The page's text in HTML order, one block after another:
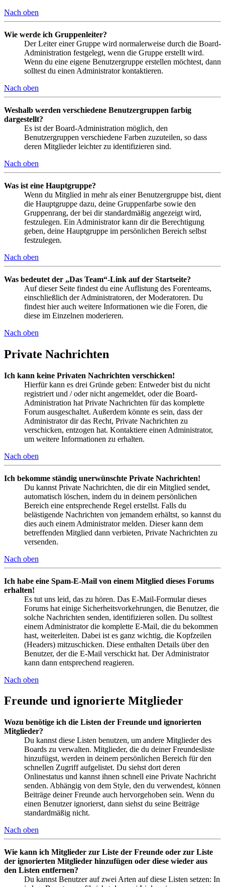
Nach oben
Wie werde ich Gruppenleiter?
Der Leiter einer Gruppe wird normalerweise durch die Board-
Administration festgelegt, wenn die Gruppe erstellt wird.
Wenn du eine eigene Benutzergruppe erstellen möchtest, dann
solltest du einen Administrator kontaktieren.
Nach oben
Weshalb werden verschiedene Benutzergruppen farbig
dargestellt?
Es ist der Board-Administration möglich, den
Benutzergruppen verschiedene Farben zuzuteilen, so dass
deren Mitglieder leichter zu identifizieren sind.
Nach oben
Was ist eine Hauptgruppe?
Wenn du Mitglied in mehr als einer Benutzergruppe bist, dient
die Hauptgruppe dazu, deine Gruppenfarbe sowie den
Gruppenrang, der bei dir standardmäßig angezeigt wird,
festzulegen. Ein Administrator kann dir die Berechtigung
geben, deine Hauptgruppe im persönlichen Bereich selbst
festzulegen.
Nach oben
Was bedeutet der „Das Team“-Link auf der Startseite?
Auf dieser Seite findest du eine Auflistung des Forenteams,
einschließlich der Administratoren, der Moderatoren. Du
findest hier auch weitere Informationen wie die Foren, die
diese im Einzelnen moderieren.
Nach oben
Private Nachrichten
Ich kann keine Privaten Nachrichten verschicken!
Hierfür kann es drei Gründe geben: Entweder bist du nicht
registriert und / oder nicht angemeldet, oder die Board-
Administration hat Private Nachrichten für das komplette
Forum ausgeschaltet. Außerdem könnte es sein, dass der
Administrator dir das Recht, Private Nachrichten zu
verschicken, entzogen hat. Kontaktiere einen Administrator,
um weitere Informationen zu erhalten.
Nach oben
Ich bekomme ständig unerwünschte Private Nachrichten!
Du kannst Private Nachrichten, die dir ein Mitglied sendet,
automatisch löschen, indem du in deinem persönlichen
Bereich eine entsprechende Regel erstellst. Falls du
belästigende Nachrichten von jemandem erhältst, so kannst du
dies auch einem Administrator melden. Dieser kann dem
betreffenden Mitglied dann verbieten, Private Nachrichten zu
versenden.
Nach oben
Ich habe eine Spam-E-Mail von einem Mitglied dieses Forums
erhalten!
Es tut uns leid, das zu hören. Das E-Mail-Formular dieses
Forums hat einige Sicherheitsvorkehrungen, die Benutzer, die
solche Nachrichten senden, identifizieren sollen. Du solltest
einem Administrator die komplette E-Mail, die du bekommen
hast, weiterleiten. Dabei ist es ganz wichtig, die Kopfzeilen
(Headers) mitzuschicken. Diese enthalten Details über den
Benutzer, der die E-Mail verschickt hat. Der Administrator
kann dann entsprechend reagieren.
Nach oben
Freunde und ignorierte Mitglieder
Wozu benötige ich die Listen der Freunde und ignorierten
Mitglieder?
Du kannst diese Listen benutzen, um andere Mitglieder des
Boards zu verwalten. Mitglieder, die du deiner Freundesliste
hinzufügst, werden in deinem persönlichen Bereich für den
schnellen Zugriff aufgelistet. Du siehst dort deren
Onlinestatus und kannst ihnen schnell eine Private Nachricht
senden. Abhängig von dem Style, den du verwendest, können
Beiträge deiner Freunde auch hervorgehoben sein. Wenn du
einen Benutzer ignorierst, dann siehst du seine Beiträge
standardmäßig nicht.
Nach oben
Wie kann ich Mitglieder zur Liste der Freunde oder zur Liste
der ignorierten Mitglieder hinzufügen oder diese wieder aus
den Listen entfernen?
Du kannst Benutzer auf zwei Arten auf diese Listen setzen: In